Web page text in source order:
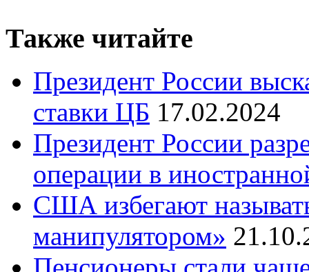
Также читайте
Президент России
ставки ЦБ 17.02.2024
Президент России
операции в
США избегают
манипулятором»